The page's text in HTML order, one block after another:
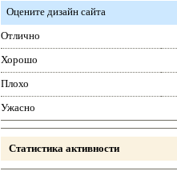
Оцените дизайн сайта
Отлично
Хорошо
Плохо
Ужасно
Статистика активности